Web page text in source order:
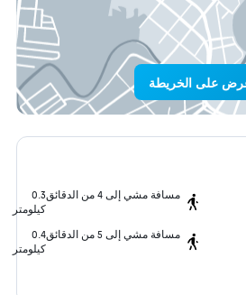
على الخريطة
مسافة مشي إلى 4 من الدقائق
0.3
كيلومتر
مسافة مشي إلى 5 من الدقائق
0.4
كيلومتر